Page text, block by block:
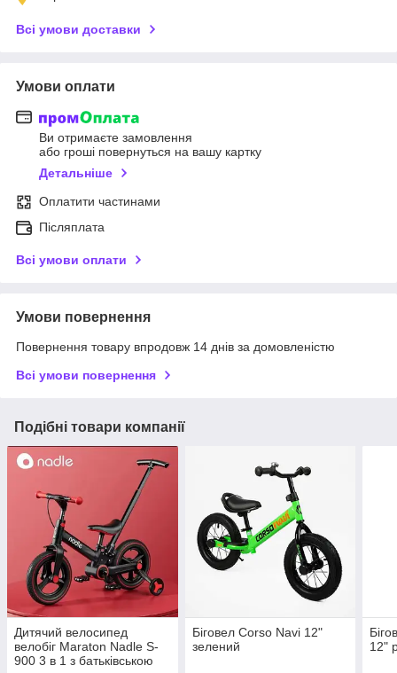
Всі умови доставки
Умови оплати
Ви отримаєте замовлення
або гроші повернуться на вашу картку
Детальніше
Оплатити частинами
Післяплата
Всі умови оплати
Умови повернення
Повернення товару впродовж 14 днів за домовленістю
Всі умови повернення
Подібні товари компанії
Дитячий велосипед
велобіг Maraton Nadle S-
900 3 в 1 з батьківською
Біговел Corso Navi 12"
зелений
12"